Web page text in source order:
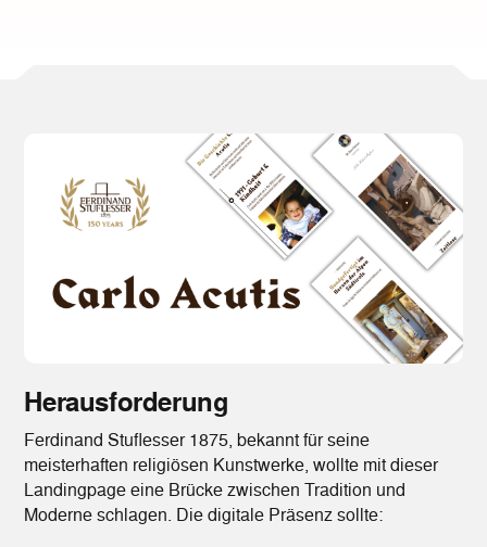
Herausforderung
Ferdinand Stuflesser 1875, bekannt für seine
meisterhaften religiösen Kunstwerke, wollte mit dieser
Landingpage eine Brücke zwischen Tradition und
Moderne schlagen. Die digitale Präsenz sollte: